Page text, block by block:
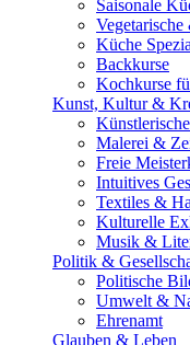
Saisonale
Küche
Backkurse
Kochkurse
Kunst, Kultur &
Malerei &
Freie
Intuitives
Textiles &
Kulturelle
Musik &
Politik &
Politische
Umwelt &
Ehrenamt
Glauben & Leben